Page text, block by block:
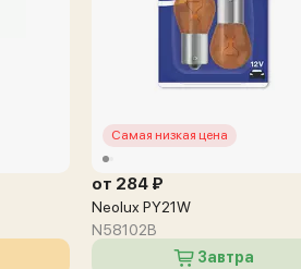
Самая низкая цена
от 284 ₽
Neolux PY21W
N58102B
Завтра